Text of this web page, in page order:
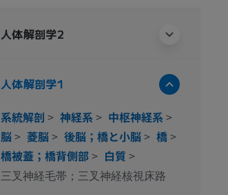
人体解剖学2
人体解剖学1
系統解剖 > 神経系> 中枢神経系>
脳> 菱脳> 後脳；橋と小脳> 橋>
橋被蓋；橋背側部> 白質>
三叉神経毛帯；三叉神経核視床路